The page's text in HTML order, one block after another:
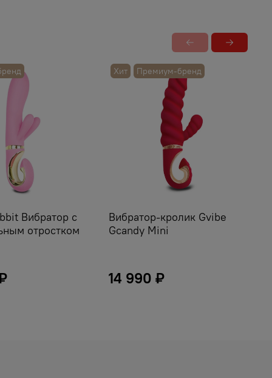
Вибратор с
отростком
Хит Премиум-бренд
Вибратор-кролик Gvibe
Gcandy Mini
14 990 ₽